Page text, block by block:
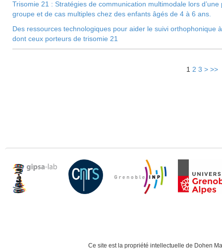
Trisomie 21 : Stratégies de communication multimodale lors
groupe et de cas multiples chez des enfants âgés de 4 à 6 ans.
Des ressources technologiques pour aider le suivi orthophonique
dont ceux porteurs de trisomie 21
1 2 3 > >>
Ce site est la propriété intellectuelle de Dohen